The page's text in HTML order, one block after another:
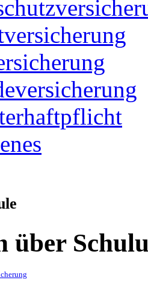
über